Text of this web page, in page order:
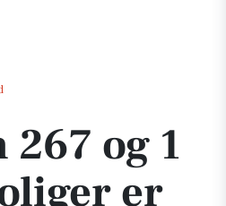
er kommet til salg denne uge i
og 1
er